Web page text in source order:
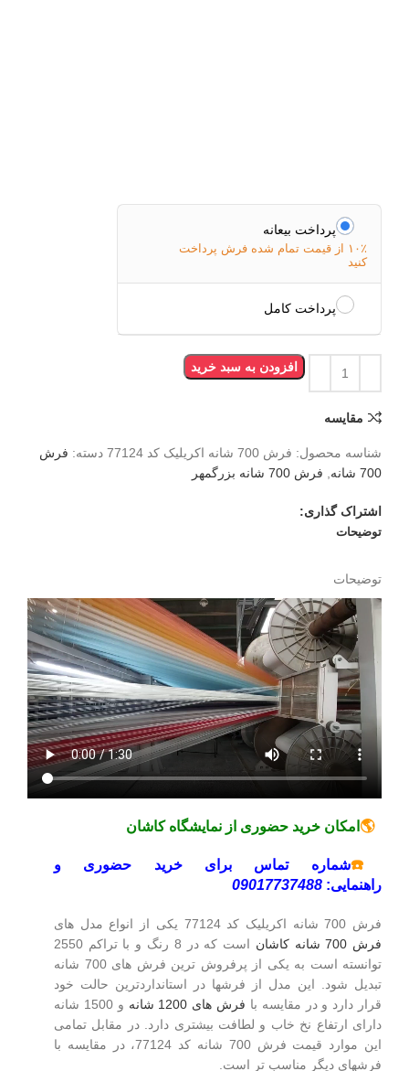
پرداخت بیعانه
۱۰٪ از قیمت تمام شده فرش پرداخت
کنید
پرداخت کامل
افزودن به سبد خرید
مقایسه
شناسه محصول: فرش 700 شانه اکریلیک کد 77124 دسته: فرش
700 شانه
, فرش 700 شانه بزرگمهر
اشتراک گذاری:
توضیحات
توضیحات
🌎 امکان خرید حضوری از نمایشگاه کاشان
☎️شماره تماس برای خرید حضوری و
راهنمایی: 09017737488
فرش 700 شانه اکریلیک کد 77124 یکی از انواع مدل های
فرش 700 شانه کاشان
است که در 8 رنگ و با تراکم 2550
توانسته است به یکی از پرفروش ترین فرش های 700 شانه
تبدیل شود. این مدل از فرشها در استانداردترین حالت خود
قرار دارد و در مقایسه با فرش های 1200 شانه
و 1500 شانه
دارای ارتفاع نخ خاب و لطافت بیشتری دارد. در مقابل تمامی
این موارد قیمت فرش 700 شانه کد 77124، در مقایسه با
فرشهای دیگر مناسب تر است.